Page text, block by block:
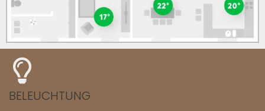
BELEUCHTUNG